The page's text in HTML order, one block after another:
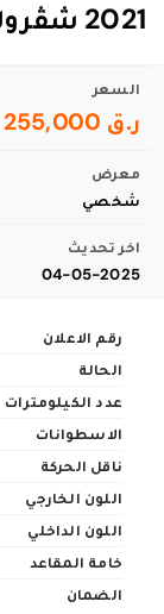
2021 شڤروليه كورفيت Stingray
السعر
ر.ق 255,000
معرض
شخصي
اخر تحديث
04-05-2025
رقم الاعلان
الحالة
عدد الكيلومترات
الاسطوانات
ناقل الحركة
اللون الخارجي
اللون الداخلي
خامة المقاعد
الضمان